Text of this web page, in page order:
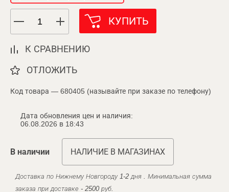
КУПИТЬ
К СРАВНЕНИЮ
ОТЛОЖИТЬ
Код товара — 680405 (называйте при заказе по телефону)
Дата обновления цен и наличия:
06.08.2026 в 18:43
В наличии НАЛИЧИЕ В МАГАЗИНАХ
Доставка по Нижнему Новгороду 1-2 дня . Минимальная сумма
заказа при доставке - 2500 руб.